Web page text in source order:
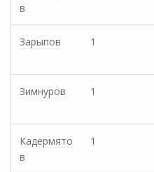
в
Зарыпов 1
Зимнуров 1
Кадермято
в
1